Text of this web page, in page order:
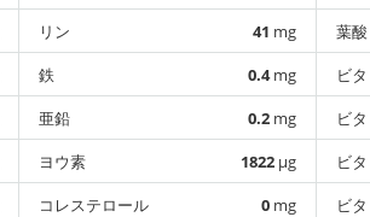
リン
41 mg
鉄
0.4mg
亜鉛
0.2 mg
ヨウ素
1822 µg
コレステロール
0 mg
葉酸
ビ
ビ
ビ
ビ